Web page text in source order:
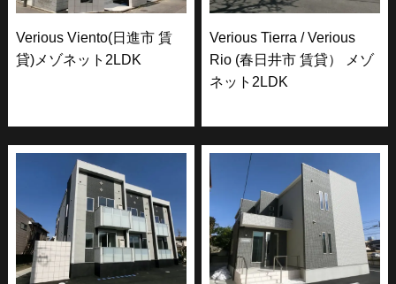
Verious Viento(日進市 賃
貸)メゾネット2LDK
Verious Tierra / Verious
Rio (春日井市 賃貸） メゾ
ネット2LDK